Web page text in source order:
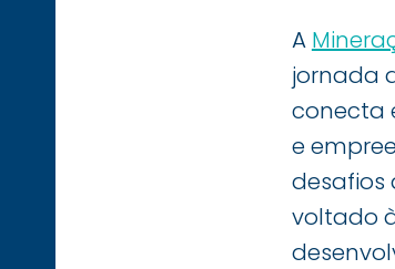
A
jornada
conecta
e
desafios
voltado